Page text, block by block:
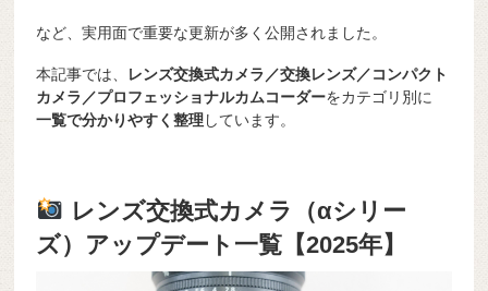
など、実用面で重要な更新が多く公開されました。
本記事では、 レンズ交換式カメラ／交換レンズ／コンパクト
カメラ／プロフェッショナルカムコーダーをカテゴリ別に
一覧で分かりやすく整理しています。
レンズ交換式カメラ（αシリー
ズ）アップデート一覧【2025年】